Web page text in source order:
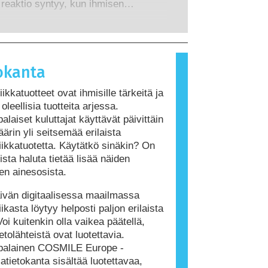
riskit, myös mahdollisesti
häiritsevät ominaisuudet.
syntyy, kun ihmisen
reagoi aineisiin, jotka ovat
ainetta kutsutaan
Kosmetiikka- ja henkilökohtaisen
tuotteet saattavat sisältää ainesosia,
tarkoita, ettei muiden olisi
käyttää tuotetta.
ovat ihmisille tärkeitä ja
tuotteita arjessa.
kuluttajat käyttävät päivittäin
yli seitsemää erilaista
Käytätkö sinäkin? On
haluta tietää lisää näiden
ainesosista.
digitaalisessa maailmassa
löytyy helposti paljon erilaista
kuitenkin olla vaikea päätellä,
ovat luotettavia.
COSMILE Europe -
sisältää luotettavaa,